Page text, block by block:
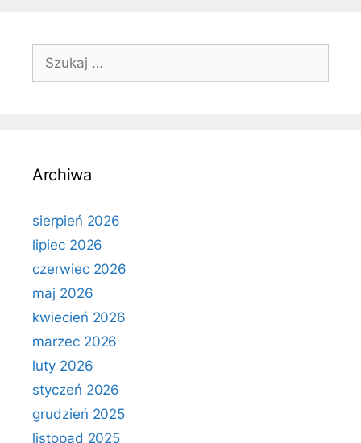
Szukaj:
Archiwa
sierpień 2026
lipiec 2026
czerwiec 2026
maj 2026
kwiecień 2026
marzec 2026
luty 2026
styczeń 2026
grudzień 2025
listopad 2025